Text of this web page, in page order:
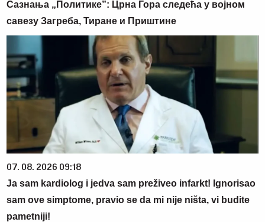
Сазнања „Политике”: Црна Гора следећа у војном
савезу Загреба, Тиране и Приштине
07. 08. 2026 09:18
Ja sam kardiolog i jedva sam preživeo infarkt! Ignorisao
sam ove simptome, pravio se da mi nije ništa, vi budite
pametniji!